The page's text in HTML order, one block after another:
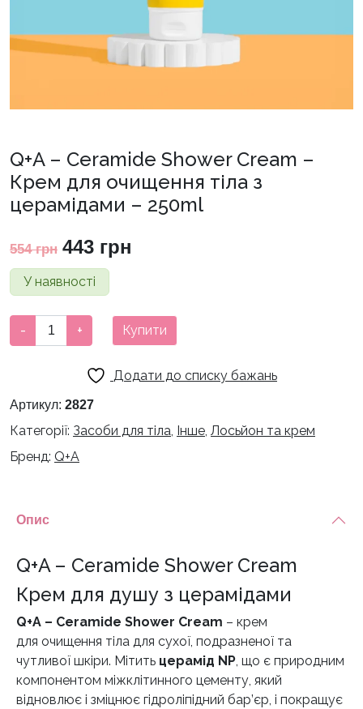
Q+A – Ceramide Shower Cream –
Крем для очищення тіла з
церамідами – 250ml
554грн Оригінальна
ціна:
443 грн
У наявності
-
Cream
для
250ml
кількість
- + Купити
Додати до списку бажань
Артикул: 2827
Категорії: Засоби для тіла, Інше, Лосьйон та крем
Бренд: Q+A
Опис
Q+A – Ceramide Shower Cream
Крем для душу з церамідами
Q+A – Ceramide Shower Cream – крем
для очищення тіла для сухої, подразненої та
чутливої шкіри. Мітить церамід NP, що є природним
компонентом міжклітинного цементу, який
відновлює і зміцнює гідроліпідний бар’єр, і покращує